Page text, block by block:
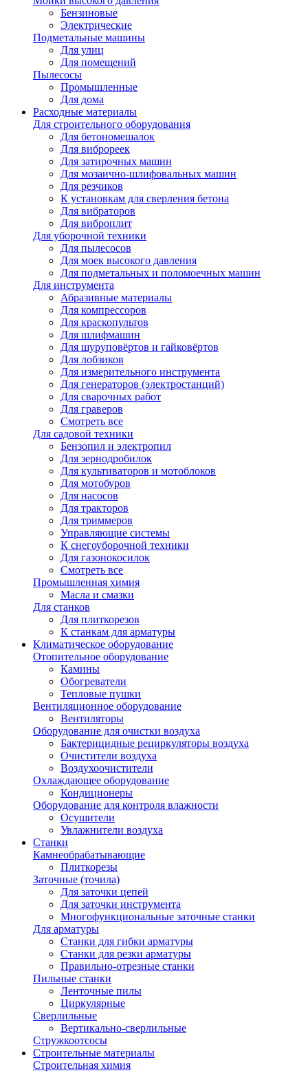
Бензиновые
Электрические
Подметальные машины
Для улиц
Для помещений
Пылесосы
Промышленные
Для дома
Расходные материалы
Для строительного оборудования
Для бетономешалок
Для виброреек
Для затирочных машин
Для мозаично-шлифовальных машин
Для резчиков
К установкам для сверления бетона
Для вибраторов
Для виброплит
Для уборочной техники
Для пылесосов
Для моек высокого давления
Для подметальных и поломоечных машин
Для инструмента
Абразивные материалы
Для компрессоров
Для краскопультов
Для шлифмашин
Для шуруповёртов и гайковёртов
Для лобзиков
Для измерительного инструмента
Для генераторов (электростанций)
Для сварочных работ
Для граверов
Смотреть все
Для садовой техники
Бензопил и электропил
Для зернодробилок
Для культиваторов и мотоблоков
Для мотобуров
Для насосов
Для тракторов
Для триммеров
Управляющие системы
К снегоуборочной техники
Для газонокосилок
Смотреть все
Промышленная химия
Масла и смазки
Для станков
Для плиткорезов
К станкам для арматуры
Климатическое оборудование
Отопительное оборудование
Камины
Обогреватели
Тепловые пушки
Вентиляционное оборудование
Вентиляторы
Оборудование для очистки воздуха
Бактерицидные рециркуляторы воздуха
Очистители воздуха
Воздухоочистители
Охлаждающее оборудование
Кондиционеры
Оборудование для контроля влажности
Осушители
Увлажнители воздуха
Станки
Камнеобрабатывающие
Плиткорезы
Заточные (точила)
Для заточки цепей
Для заточки инструмента
Многофункциональные заточные станки
Для арматуры
Станки для гибки арматуры
Станки для резки арматуры
Правильно-отрезные станки
Пильные станки
Ленточные пилы
Циркулярные
Сверлильные
Вертикально-сверлильные
Стружкоотсосы
Строительные материалы
Строительная химия